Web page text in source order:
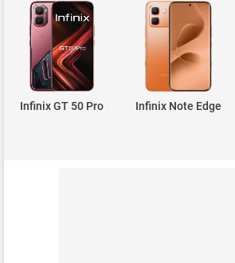
Infinix GT 50 Pro Infinix Note Edge